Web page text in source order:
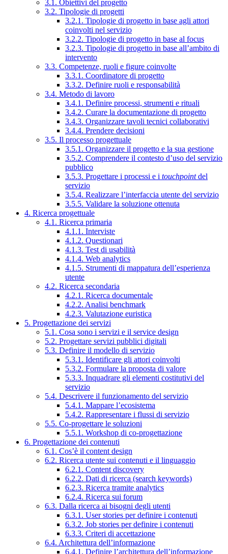
3.1. Obiettivi del progetto
3.2. Tipologie di progetti
3.2.1. Tipologie di progetto in base agli attori
coinvolti nel servizio
3.2.2. Tipologie di progetto in base al focus
3.2.3. Tipologie di progetto in base all’ambito di
intervento
3.3. Competenze, ruoli e figure coinvolte
3.3.1. Coordinatore di progetto
3.3.2. Definire ruoli e responsabilità
3.4. Metodo di lavoro
3.4.1. Definire processi, strumenti e rituali
3.4.2. Curare la documentazione di progetto
3.4.3. Organizzare tavoli tecnici collaborativi
3.4.4. Prendere decisioni
3.5. Il processo progettuale
3.5.1. Organizzare il progetto e la sua gestione
3.5.2. Comprendere il contesto d’uso del servizio
pubblico
3.5.3. Progettare i processi e i touchpointdel
servizio
3.5.4. Realizzare l’interfaccia utente del servizio
3.5.5. Validare la soluzione ottenuta
4. Ricerca progettuale
4.1. Ricerca primaria
4.1.1. Interviste
4.1.2. Questionari
4.1.3. Test di usabilità
4.1.4. Web analytics
4.1.5. Strumenti di mappatura dell’esperienza
utente
4.2. Ricerca secondaria
4.2.1. Ricerca documentale
4.2.2. Analisi benchmark
4.2.3. Valutazione euristica
5. Progettazione dei servizi
5.1. Cosa sono i servizi e il service design
5.2. Progettare servizi pubblici digitali
5.3. Definire il modello di servizio
5.3.1. Identificare gli attori coinvolti
5.3.2. Formulare la proposta di valore
5.3.3. Inquadrare gli elementi costitutivi del
servizio
5.4. Descrivere il funzionamento del servizio
5.4.1. Mappare l’ecosistema
5.4.2. Rappresentare i flussi di servizio
5.5. Co-progettare le soluzioni
5.5.1. Workshop di co-progettazione
6. Progettazione dei contenuti
6.1. Cos’è il content design
6.2. Ricerca utente sui contenuti e il linguaggio
6.2.1. Content discovery
6.2.2. Dati di ricerca (search keywords)
6.2.3. Ricerca tramite analytics
6.2.4. Ricerca sui forum
6.3. Dalla ricerca ai bisogni degli utenti
6.3.1. User stories per definire i contenuti
6.3.2. Job stories per definire i contenuti
6.3.3. Criteri di accettazione
6.4. Architettura dell’informazione
6.4.1. Definire l’architettura dell’informazione